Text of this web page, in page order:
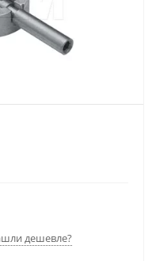
дешевле?